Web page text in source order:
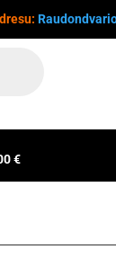
€